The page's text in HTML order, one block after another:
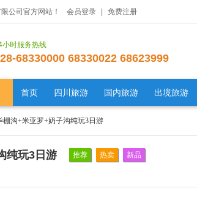
公司官方网站！ 会员登录 免费注册
小时服务热线
68330000 68330022 68623999
首页 四川旅游 国内旅游 出境旅游
棚沟+米亚罗+奶子沟纯玩3日游
纯玩3日游 推荐 热卖
新品